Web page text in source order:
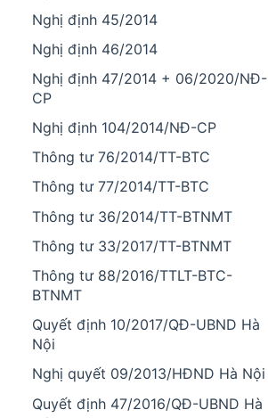
Nghị định 45/2014
Nghị định 46/2014
Nghị định 47/2014 + 06/2020/NĐ-
CP
Nghị định 104/2014/NĐ-CP
Thông tư 76/2014/TT-BTC
Thông tư 77/2014/TT-BTC
Thông tư 36/2014/TT-BTNMT
Thông tư 33/2017/TT-BTNMT
Thông tư 88/2016/TTLT-BTC-
BTNMT
Quyết định 10/2017/QĐ-UBND Hà
Nội
Nghị quyết 09/2013/HĐND Hà Nội
Quyết định 47/2016/QĐ-UBND Hà